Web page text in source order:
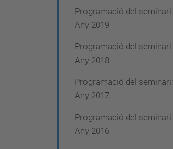
Programació del seminari:
Any 2019
Programació del seminari:
Any 2018
Programació del seminari:
Any 2017
Programació del seminari:
Any 2016